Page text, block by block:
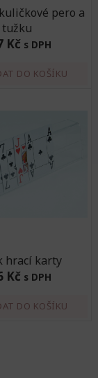
pero a
tužku
Kč s DPH
DO KOŠÍKU
hrací karty
Kč s DPH
DO KOŠÍKU